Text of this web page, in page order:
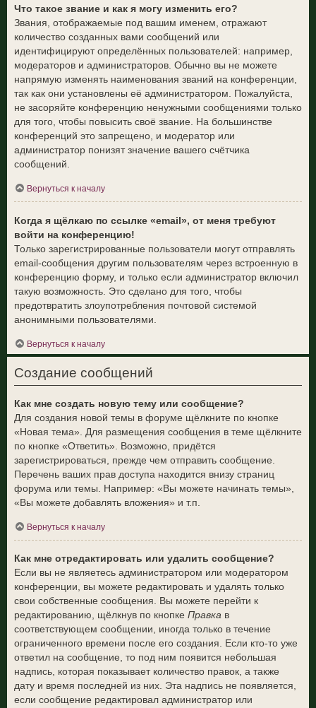
Что такое звание и как я могу изменить его?
Звания, отображаемые под вашим именем, отражают
количество созданных вами сообщений или
идентифицируют определённых пользователей: например,
модераторов и администраторов. Обычно вы не можете
напрямую изменять наименования званий на конференции,
так как они установлены её администратором. Пожалуйста,
не засоряйте конференцию ненужными сообщениями только
для того, чтобы повысить своё звание. На большинстве
конференций это запрещено, и модератор или
администратор понизят значение вашего счётчика
сообщений.
Вернуться к началу
Когда я щёлкаю по ссылке «email», от меня требуют
войти на конференцию!
Только зарегистрированные пользователи могут отправлять
email-сообщения другим пользователям через встроенную в
конференцию форму, и только если администратор включил
такую возможность. Это сделано для того, чтобы
предотвратить злоупотребления почтовой системой
анонимными пользователями.
Вернуться к началу
Создание сообщений
Как мне создать новую тему или сообщение?
Для создания новой темы в форуме щёлкните по кнопке
«Новая тема». Для размещения сообщения в теме щёлкните
по кнопке «Ответить». Возможно, придётся
зарегистрироваться, прежде чем отправить сообщение.
Перечень ваших прав доступа находится внизу страниц
форума или темы. Например: «Вы можете начинать темы»,
«Вы можете добавлять вложения» и т.п.
Вернуться к началу
Как мне отредактировать или удалить сообщение?
Если вы не являетесь администратором или модератором
конференции, вы можете редактировать и удалять только
свои собственные сообщения. Вы можете перейти к
редактированию, щёлкнув по кнопке Правка в
соответствующем сообщении, иногда только в течение
ограниченного времени после его создания. Если кто-то уже
ответил на сообщение, то под ним появится небольшая
надпись, которая показывает количество правок, а также
дату и время последней из них. Эта надпись не появляется,
если сообщение редактировал администратор или